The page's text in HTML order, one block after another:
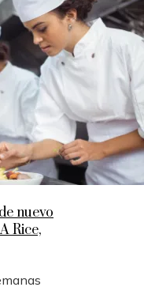
nuevo
Rice,